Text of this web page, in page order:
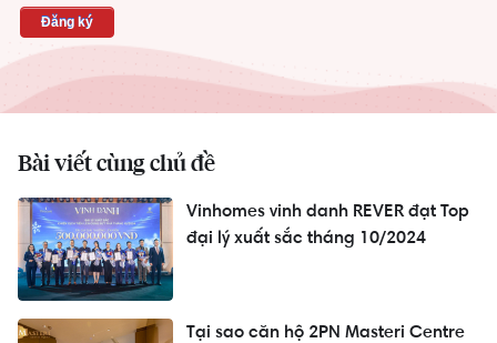
Bài viết cùng chủ đề
Vinhomes vinh danh REVER đạt Top
đại lý xuất sắc tháng 10/2024
Tại sao căn hộ 2PN Masteri Centre